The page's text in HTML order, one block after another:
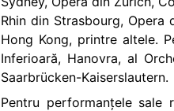
Rhin din Strasbourg,
Hong Kong, printre altele.
Inferioară, Hanovra, al
Saarbrücken-Kaiserslautern.
Pentru performanțele sale